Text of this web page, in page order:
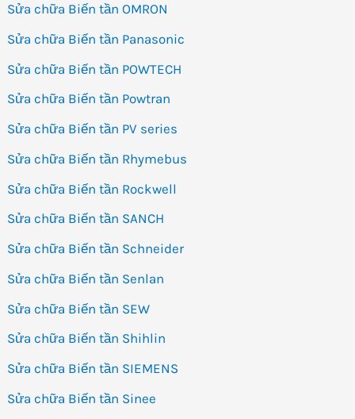
Sửa chữa Biến tần OMRON
Sửa chữa Biến tần Panasonic
Sửa chữa Biến tần POWTECH
Sửa chữa Biến tần Powtran
Sửa chữa Biến tần PV series
Sửa chữa Biến tần Rhymebus
Sửa chữa Biến tần Rockwell
Sửa chữa Biến tần SANCH
Sửa chữa Biến tần Schneider
Sửa chữa Biến tần Senlan
Sửa chữa Biến tần SEW
Sửa chữa Biến tần Shihlin
Sửa chữa Biến tần SIEMENS
Sửa chữa Biến tần Sinee